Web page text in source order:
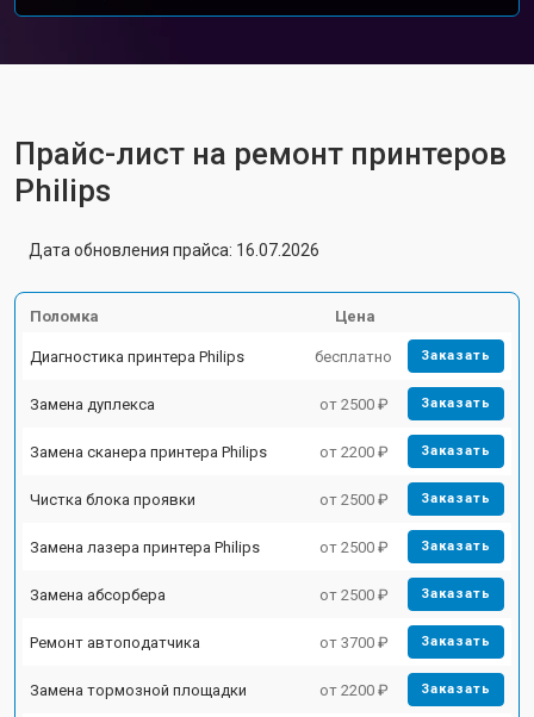
Прайс-лист на ремонт принтеров
Philips
Дата обновления прайса: 16.07.2026
Поломка Цена
Диагностика принтера Philips бесплатно Заказать
Замена дуплекса от 2500 ₽ Заказать
Замена сканера принтера Philips от 2200 ₽ Заказать
Чистка блока проявки от 2500 ₽ Заказать
Замена лазера принтера Philips от 2500 ₽ Заказать
Замена абсорбера от 2500 ₽ Заказать
Ремонт автоподатчика от 3700 ₽ Заказать
Замена тормозной площадки от 2200 ₽ Заказать